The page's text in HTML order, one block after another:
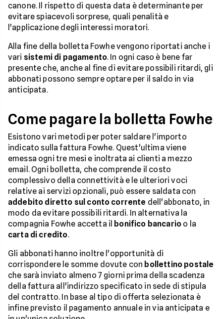
canone. Il rispetto di questa data è determinante per
evitare spiacevoli sorprese, quali penalità e
l'applicazione degli interessi moratori.
Alla fine della bolletta Fowhe vengono riportati anche i
vari sistemi di pagamento. In ogni caso è bene far
presente che, anche al fine di evitare possibili ritardi, gli
abbonati possono sempre optare per il saldo in via
anticipata.
Come pagare la bolletta Fowhe
Esistono vari metodi per poter saldare l'importo
indicato sulla fattura Fowhe. Quest'ultima viene
emessa ogni tre mesi e inoltrata ai clienti a mezzo
email. Ogni bolletta, che comprende il costo
complessivo della connettività e le ulteriori voci
relative ai servizi opzionali, può essere saldata con
addebito diretto sul conto corrente dell'abbonato, in
modo da evitare possibili ritardi. In alternativa la
compagnia Fowhe accetta il bonifico bancario o la
carta di credito.
Gli abbonati hanno inoltre l'opportunità di
corrispondere le somme dovute con bollettino postale
che sarà inviato almeno 7 giorni prima della scadenza
della fattura all'indirizzo specificato in sede di stipula
del contratto. In base al tipo di offerta selezionata è
infine previsto il pagamento annuale in via anticipata e